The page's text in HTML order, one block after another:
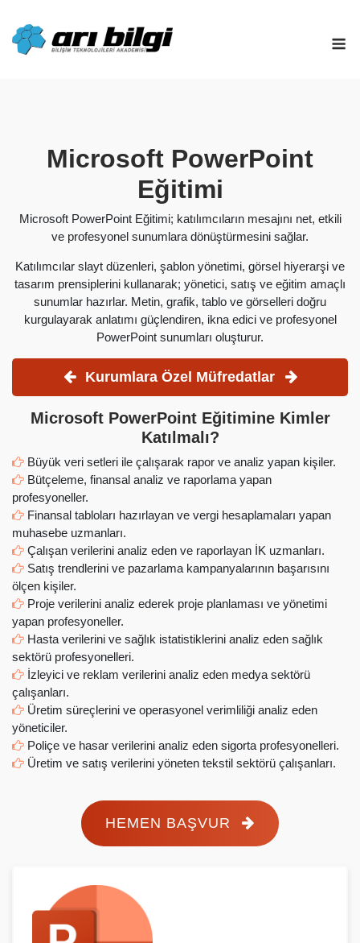
content
Microsoft PowerPoint
Eğitimi
Microsoft PowerPoint Eğitimi; katılımcıların mesajını net, etkili
ve profesyonel sunumlara dönüştürmesini sağlar.
Katılımcılar slayt düzenleri, şablon yönetimi, görsel hiyerarşi ve
tasarım prensiplerini kullanarak; yönetici, satış ve eğitim amaçlı
sunumlar hazırlar. Metin, grafik, tablo ve görselleri doğru
kurgulayarak anlatımı güçlendiren, ikna edici ve profesyonel
PowerPoint sunumları oluşturur.
Kurumlara Özel Müfredatlar
Microsoft PowerPoint Eğitimine Kimler
Katılmalı?
Büyük veri setleri ile çalışarak rapor ve analiz yapan kişiler.
Bütçeleme, finansal analiz ve raporlama yapan
profesyoneller.
Finansal tabloları hazırlayan ve vergi hesaplamaları yapan
muhasebe uzmanları.
Çalışan verilerini analiz eden ve raporlayan İK uzmanları.
Satış trendlerini ve pazarlama kampanyalarının başarısını
ölçen kişiler.
Proje verilerini analiz ederek proje planlaması ve yönetimi
yapan profesyoneller.
Hasta verilerini ve sağlık istatistiklerini analiz eden sağlık
sektörü profesyonelleri.
İzleyici ve reklam verilerini analiz eden medya sektörü
çalışanları.
Üretim süreçlerini ve operasyonel verimliliği analiz eden
yöneticiler.
Poliçe ve hasar verilerini analiz eden sigorta profesyonelleri.
Üretim ve satış verilerini yöneten tekstil sektörü çalışanları.
HEMEN BAŞVUR